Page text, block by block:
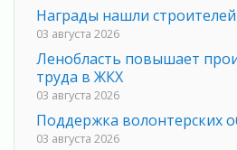
Награды нашли строителей
03 августа 2026
Ленобласть повышает
труда в ЖКХ
03 августа 2026
Поддержка волонтерских
03 августа 2026